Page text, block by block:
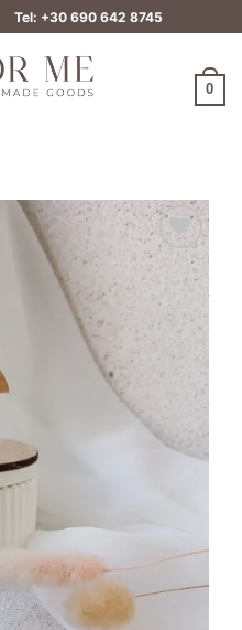
Tel: +30 690 642 8745
0
Add to
wishlist